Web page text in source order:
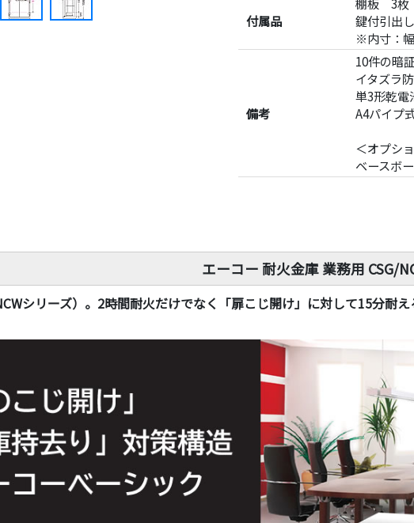
付属品
鍵付引出
※内寸：
備考
10件の暗
イタズラ
単3形乾電
A4パイプ
＜オプシ
ベースボ
エーコー 耐火金庫 業務用 CSG/
シリーズ）。2時間耐火だけでなく「扉こじ開け」に対して15分耐